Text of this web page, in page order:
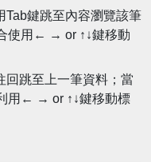
Tab鍵跳至內容瀏覽該筆
使用← → or ↑↓鍵移動
回跳至上一筆資料；當
用← → or ↑↓鍵移動標